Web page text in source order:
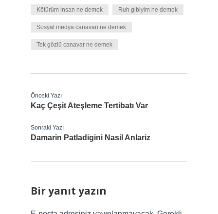
Kötürüm insan ne demek Ruh gibiyim ne demek
Sosyal medya canavarı ne demek
Tek gözlü canavar ne demek
Önceki Yazı
Kaç Çeşit Ateşleme Tertibatı Var
Sonraki Yazı
Damarin Patladigini Nasil Anlariz
Bir yanıt yazın